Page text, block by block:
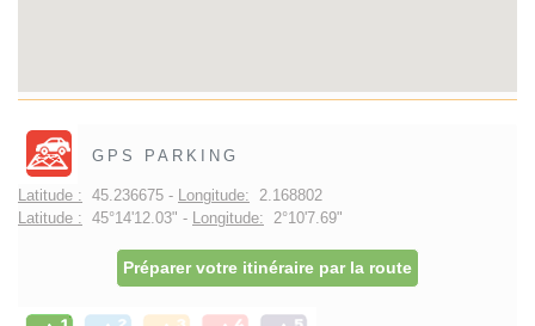
GPS PARKING
Latitude : 45.236675 - Longitude: 2.168802
Latitude : 45°14'12.03" - Longitude: 2°10'7.69"
Préparer votre itinéraire par la route